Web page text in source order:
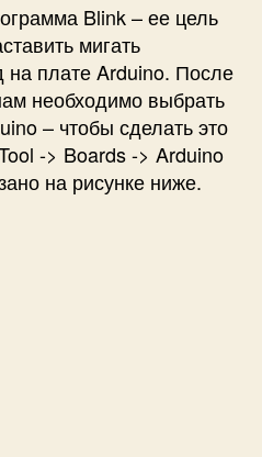
Blink – ее цель
мигать
на плате Arduino. После
необходимо выбрать
– чтобы сделать это
-> Boards -> Arduino
на рисунке ниже.